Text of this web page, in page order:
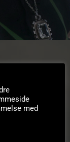
med